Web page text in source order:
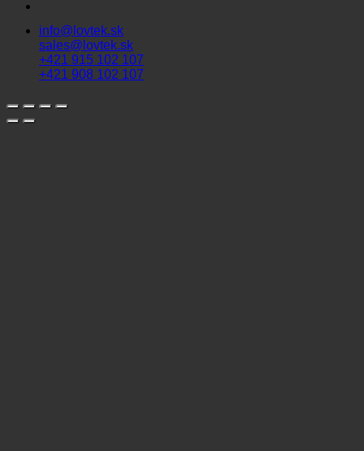
info@lovtek.sk
sales@lovtek.sk
+421 915 102 107
+421 908 102 107